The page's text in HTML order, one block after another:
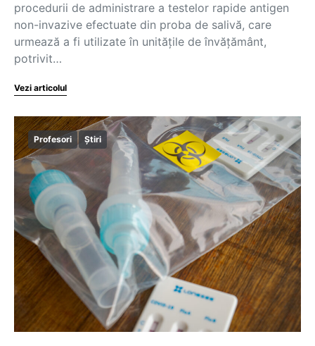
procedurii de administrare a testelor rapide antigen
non-invazive efectuate din proba de salivă, care
urmează a fi utilizate în unitățile de învățământ,
potrivit…
Vezi articolul
Profesori Știri